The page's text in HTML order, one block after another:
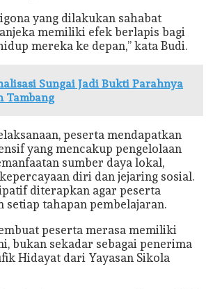
yang dilakukan sahabat
memiliki efek berlapis bagi
mereka ke depan,” kata Budi.
Sungai Jadi Bukti Parahnya
Tambang
peserta mendapatkan
yang mencakup pengelolaan
sumber daya lokal,
diri dan jejaring sosial.
diterapkan agar peserta
tahapan pembelajaran.
peserta merasa memiliki
bukan sekadar sebagai penerima
Hidayat dari Yayasan Sikola